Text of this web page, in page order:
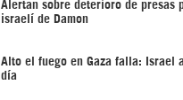
Alertan sobre deterioro de presas
israelí de Damon
Alto el fuego en Gaza falla: Israel
día